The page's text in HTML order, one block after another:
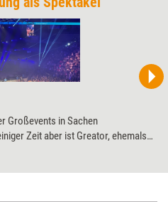
Großevents in Sachen
Zeit aber ist Greator, ehemals